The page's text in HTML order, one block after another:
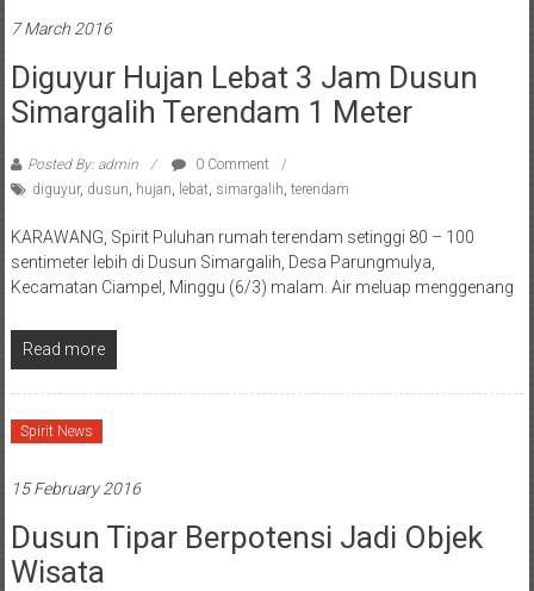
7 March 2016
Diguyur Hujan Lebat 3 Jam Dusun
Simargalih Terendam 1 Meter
Posted By: admin
0 Comment
diguyur, dusun hujan lebat simargalih terendam
KARAWANG, Spirit Puluhan rumah terendam setinggi 80 – 100
sentimeter lebih di Dusun Simargalih, Desa Parungmulya,
Kecamatan Ciampel, Minggu (6/3) malam. Air meluap menggenang
Read more
Spirit News
15 February 2016
Dusun Tipar Berpotensi Jadi Objek
Wisata